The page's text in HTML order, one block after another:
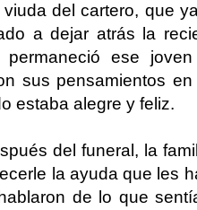
del cartero, que
a dejar atrás la
ese
sus pensamientos
estaba alegre y feliz.
del funeral, la
la ayuda que les
de lo que